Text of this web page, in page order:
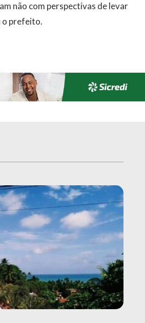
não com perspectivas de levar
o prefeito.